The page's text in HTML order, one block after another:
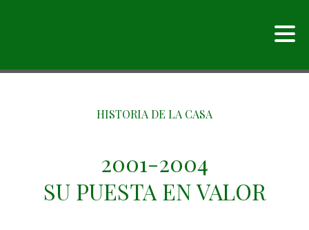
HISTORIA DE LA CASA
2001-2004
SU PUESTA EN VALOR